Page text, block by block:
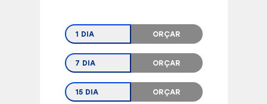
1 DIA ORÇAR
7 DIA ORÇAR
15 DIA ORÇAR